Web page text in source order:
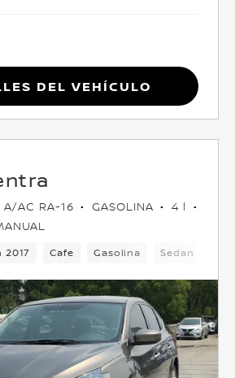
del vehículo
A/AC RA-16 GASOLINA
4 l
2017 Cafe Gasolina Sedan